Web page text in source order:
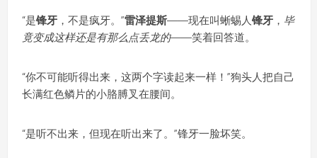
“是锋牙 ，不是疯牙。”雷泽提斯——现在叫蜥蜴人锋牙 ， 毕
竟变成这样还是有那么点丢龙的——笑着回答道。
“你不可能听得出来，这两个字读起来一样！”狗头人把自己
长满红色鳞片的小胳膊叉在腰间。
“是听不出来，但现在听出来了。”锋牙一脸坏笑。